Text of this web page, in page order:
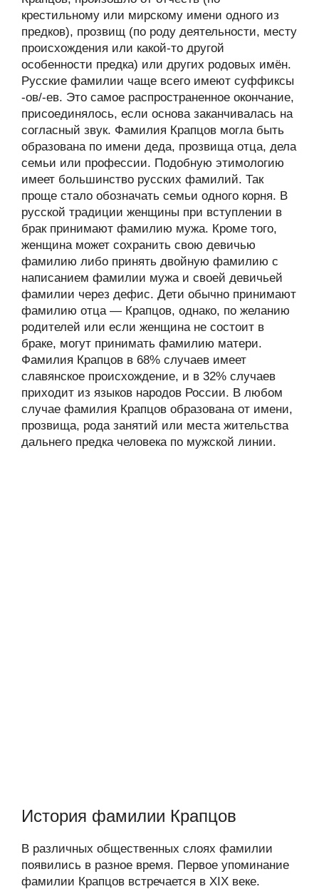
крестильному или мирскому имени одного из
предков), прозвищ (по роду деятельности, месту
происхождения или какой-то другой
особенности предка) или других родовых имён.
Русские фамилии чаще всего имеют суффиксы
-ов/-ев. Это самое распространенное окончание,
присоединялось, если основа заканчивалась на
согласный звук. Фамилия Крапцов могла быть
образована по имени деда, прозвища отца, дела
семьи или профессии. Подобную этимологию
имеет большинство русских фамилий. Так
проще стало обозначать семьи одного корня. В
русской традиции женщины при вступлении в
брак принимают фамилию мужа. Кроме того,
женщина может сохранить свою девичью
фамилию либо принять двойную фамилию с
написанием фамилии мужа и своей девичьей
фамилии через дефис. Дети обычно принимают
фамилию отца — Крапцов, однако, по желанию
родителей или если женщина не состоит в
браке, могут принимать фамилию матери.
Фамилия Крапцов в 68% случаев имеет
славянское происхождение, и в 32% случаев
приходит из языков народов России. В любом
случае фамилия Крапцов образована от имени,
прозвища, рода занятий или места жительства
дальнего предка человека по мужской линии.
История фамилии Крапцов
В различных общественных слоях фамилии
появились в разное время. Первое упоминание
фамилии Крапцов встречается в XIX веке.